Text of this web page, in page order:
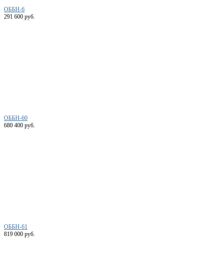
ОББН-6
291 600 руб.
ОББН-60
680 400 руб.
ОББН-61
819 000 руб.